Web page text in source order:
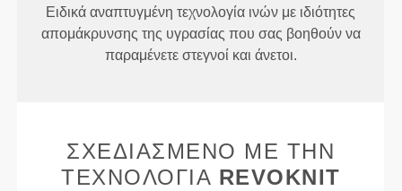
Ειδικά αναπτυγμένη τεχνολογία ινών με ιδιότητες
απομάκρυνσης της υγρασίας που σας βοηθούν να
παραμένετε στεγνοί και άνετοι.
ΣΧΕΔΙΑΣΜΈΝΟ ΜΕ ΤΗΝ
ΤΕΧΝΟΛΟΓΊΑ REVOKNIT